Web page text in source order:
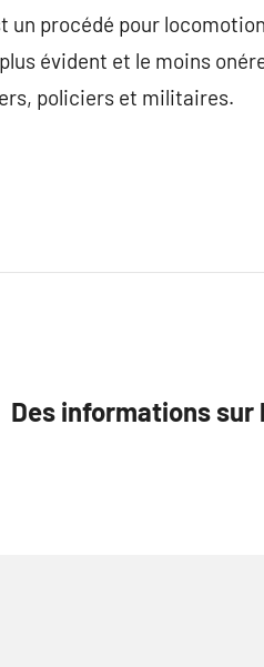
un procédé pour locomotion
évident et le moins
policiers et militaires.
Des informations